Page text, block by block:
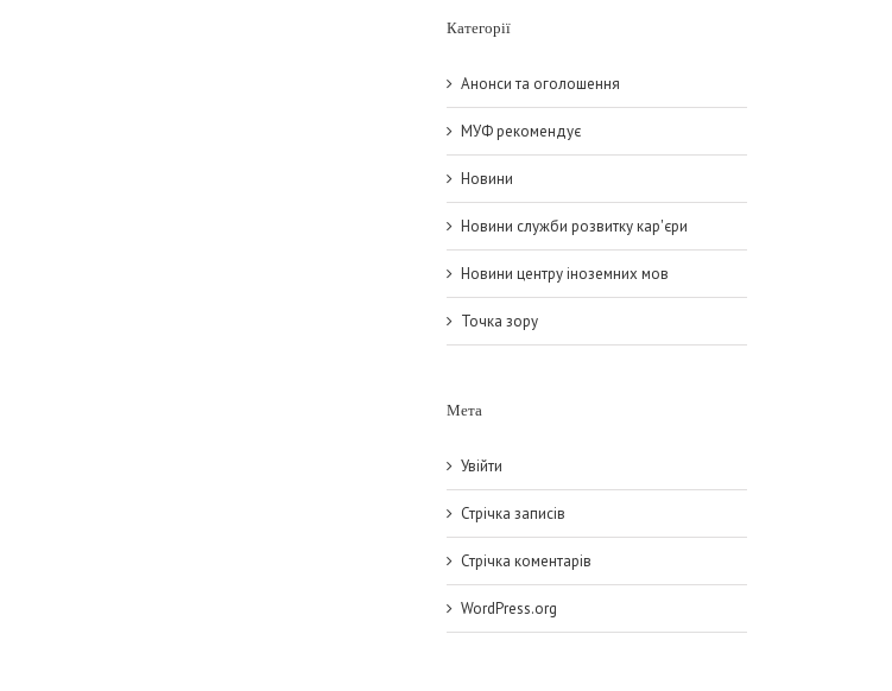
Категорії
Анонси та оголошення
МУФ рекомендує
Новини
Новини служби розвитку кар'єри
Новини центру іноземних мов
Точка зору
Мета
Увійти
Стрічка записів
Стрічка коментарів
WordPress.org